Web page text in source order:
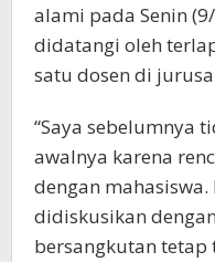
alami pada Senin
didatangi oleh
satu dosen di
“Saya sebelumnya
awalnya karena
dengan
didiskusikan
bersangkutan